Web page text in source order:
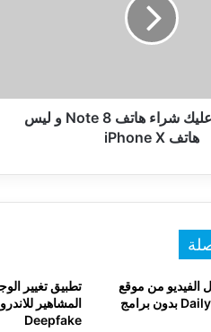
لماذا ينبغي عليك شراء هاتف Note 8 و ليس
هاتف iPhone X
من موقع
تطبيق تغيير
المشاهير
Deepfake